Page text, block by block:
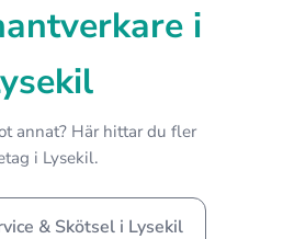
i
annat? Här hittar du fler
i Lysekil.
& Skötsel i Lysekil